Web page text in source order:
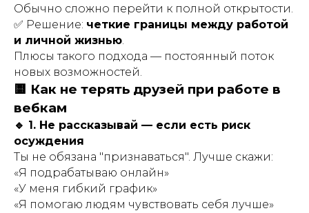
Обычно сложно перейти к полной открытости.
✅ Решение: четкие границы между работой
и личной жизнью.
Плюсы такого подхода — постоянный поток
новых возможностей.
🟨 Как не терять друзей при работе в
вебкам
🔹 1. Не рассказывай — если есть риск
осуждения
Ты не обязана "признаваться". Лучше скажи:
«Я подрабатываю онлайн»
«У меня гибкий график»
«Я помогаю людям чувствовать себя лучше»